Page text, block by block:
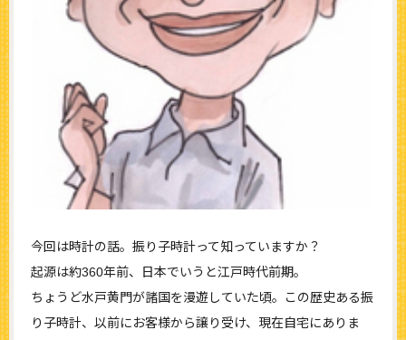
今回は時計の話。振り子時計って知っていますか？
起源は約360年前、日本でいうと江戸時代前期。
ちょうど水戸黄門が諸国を漫遊していた頃。この歴史ある振
り子時計、以前にお客様から譲り受け、現在自宅にありま